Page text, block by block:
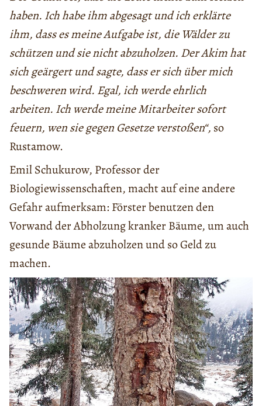
haben. Ich habe ihm abgesagt und ich erklärte
ihm, dass es meine Aufgabe ist, die Wälder zu
schützen und sie nicht abzuholzen. Der Akim hat
sich geärgert und sagte, dass er sich über mich
beschweren wird. Egal, ich werde ehrlich
arbeiten. Ich werde meine Mitarbeiter sofort
feuern, wen sie gegen Gesetze verstoßen“, so
Rustamow.
Emil Schukurow, Professor der
Biologiewissenschaften, macht auf eine andere
Gefahr aufmerksam: Förster benutzen den
Vorwand der Abholzung kranker Bäume, um auch
gesunde Bäume abzuholzen und so Geld zu
machen.